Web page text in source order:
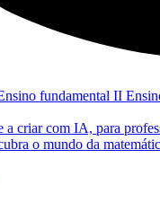
fundamental II
a criar com IA, para
o mundo da